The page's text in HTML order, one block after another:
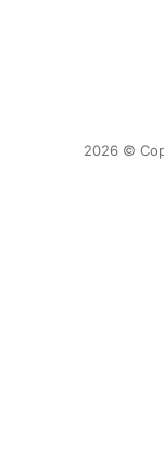
2026 ©